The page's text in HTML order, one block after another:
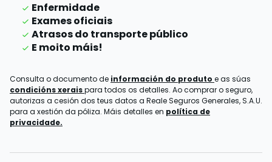
Enfermidade
Exames oficiais
Atrasos do transporte público
E moito máis!
Consulta o documento de información do produto e as súas
condicións xeraispara todos os detalles. Ao comprar o seguro,
autorizas a cesión dos teus datos a Reale Seguros Generales, S.A.U.
para a xestión da póliza. Máis detalles en política de
privacidade.